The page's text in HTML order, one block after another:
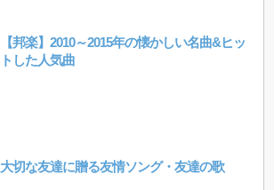
【邦楽】2010～2015年の懐かしい名曲&ヒッ
トした人気曲
大切な友達に贈る友情ソング・友達の歌